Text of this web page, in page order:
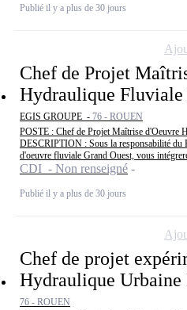
Publié il y a plus de 30 jours
Chef de Projet
Hydraulique
EGIS GROUPE - 76 - ROUEN
POSTE : Chef de Projet Maîtrise d'Oeuvre
DESCRIPTION : Sous la responsabilité du
d'oeuvre fluviale Grand Ouest, vous
CDI - Non renseigné
Publié il y a plus de 30 jours
Chef de projet
Hydraulique Urbaine
76 - ROUEN